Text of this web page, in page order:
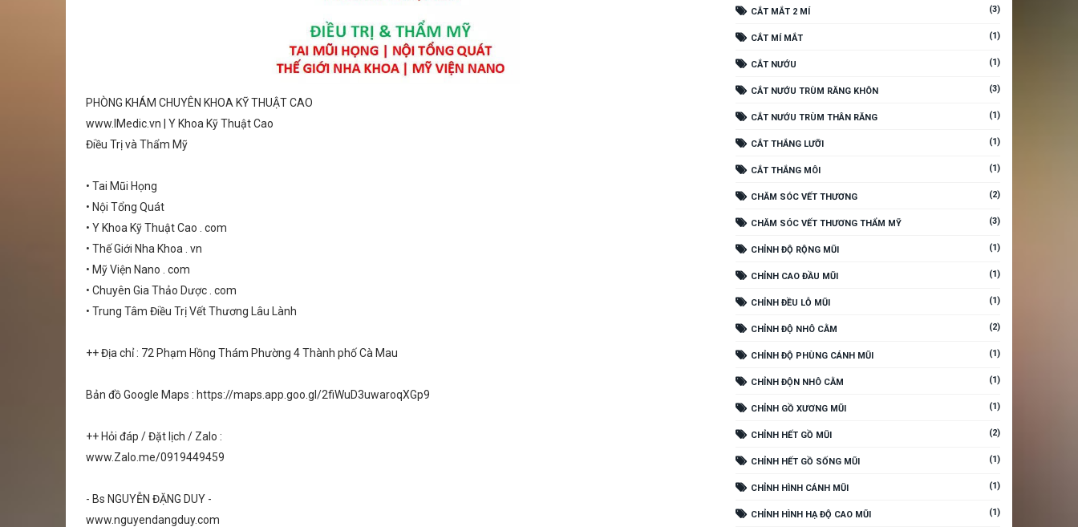
PHÒNG KHÁM CHUYÊN KHOA KỸ THUẬT CAO
www.IMedic.vn | Y Khoa Kỹ Thuật Cao
Điều Trị và Thẩm Mỹ
• Tai Mũi Họng
• Nội Tổng Quát
• Y Khoa Kỹ Thuật Cao . com
• Thế Giới Nha Khoa . vn
• Mỹ Viện Nano . com
• Chuyên Gia Thảo Dược . com
• Trung Tâm Điều Trị Vết Thương Lâu Lành
++ Địa chỉ : 72 Phạm Hồng Thám Phường 4 Thành phố Cà Mau
Bản đồ Google Maps : https://maps.app.goo.gl/2fiWuD3uwaroqXGp9
++ Hỏi đáp / Đặt lịch / Zalo :
www.Zalo.me/0919449459
- Bs NGUYỄN ĐẶNG DUY -
www.nguyendangduy.com
CẮT MẮT 2 MÍ (3)
CẮT MÍ MẮT (1)
CẮT NƯỚU (1)
CẮT NƯỚU TRÙM RĂNG KHÔN (3)
CẮT NƯỚU TRÙM THÂN RĂNG (1)
CẮT THẮNG LƯỠI (1)
CẮT THẮNG MÔI (1)
CHĂM SÓC VẾT THƯƠNG (2)
CHĂM SÓC VẾT THƯƠNG THẨM MỸ (3)
CHỈNH ĐỘ RỘNG MŨI (1)
CHỈNH CAO ĐẦU MŨI (1)
CHỈNH ĐỀU LỖ MŨI (1)
CHỈNH ĐỘ NHÔ CẰM (2)
CHỈNH ĐỘ PHÙNG CÁNH MŨI (1)
CHỈNH ĐỘN NHÔ CẰM (1)
CHỈNH GỒ XƯƠNG MŨI (1)
CHỈNH HẾT GỒ MŨI (2)
CHỈNH HẾT GỒ SỐNG MŨI (1)
CHỈNH HÌNH CÁNH MŨI (1)
CHỈNH HÌNH HẠ ĐỘ CAO MŨI (1)